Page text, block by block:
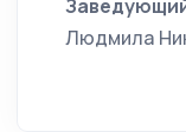
Людмила